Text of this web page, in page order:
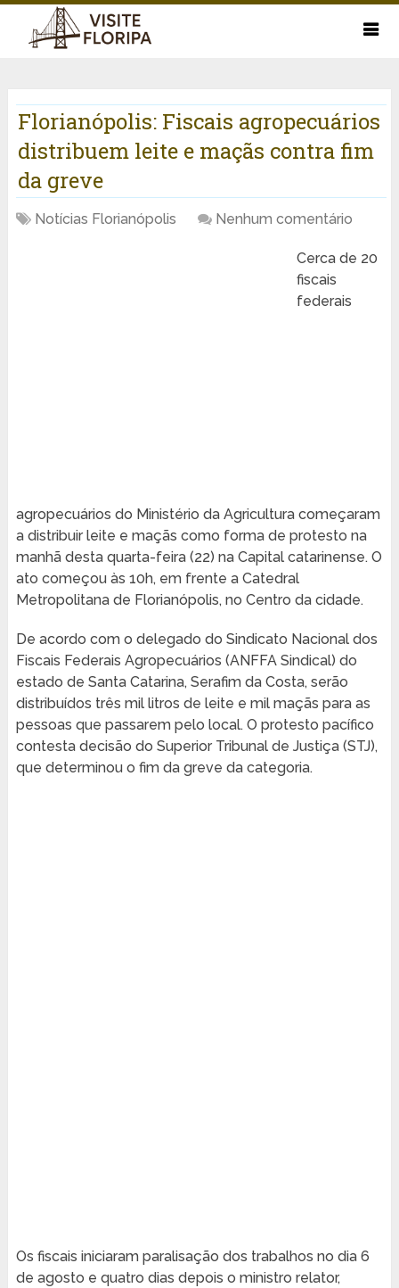
Florianópolis: Fiscais agropecuários
distribuem leite e maçãs contra fim
da greve
Notícias Florianópolis Nenhum comentário
Cerca de 20
fiscais
federais
agropecuários do Ministério da Agricultura começaram
a distribuir leite e maçãs como forma de protesto na
manhã desta quarta-feira (22) na Capital catarinense. O
ato começou às 10h, em frente a Catedral
Metropolitana de Florianópolis, no Centro da cidade.
De acordo com o delegado do Sindicato Nacional dos
Fiscais Federais Agropecuários (ANFFA Sindical) do
estado de Santa Catarina, Serafim da Costa, serão
distribuídos três mil litros de leite e mil maçãs para as
pessoas que passarem pelo local. O protesto pacífico
contesta decisão do Superior Tribunal de Justiça (STJ),
que determinou o fim da greve da categoria.
Os fiscais iniciaram paralisação dos trabalhos no dia 6
de agosto e quatro dias depois o ministro relator,